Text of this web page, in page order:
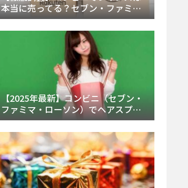
本当に売ってる？セブン・ファミ
マ・ローソンの取扱店舗とメーカ
ー・内容物を詳しく調べてみた！
【2025年最新】コンビニ（セブン・
ファミマ・ローソン）でヘアスプレ
ーは売ってる？販売場所と買える種
類・値段を徹底調査！